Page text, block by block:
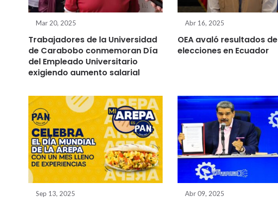
Mar 20, 2025
Trabajadores de la Universidad
de Carabobo conmemoran Día
del Empleado Universitario
exigiendo aumento salarial
Abr 16, 2025
OEA avaló resultados de
elecciones en Ecuador
Sep 13, 2025 Abr 09, 2025